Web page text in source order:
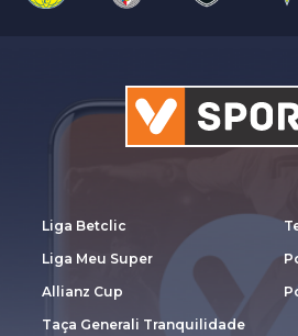
Liga Betclic
Liga Meu Super
Allianz Cup
Taça Generali Tranquilidade